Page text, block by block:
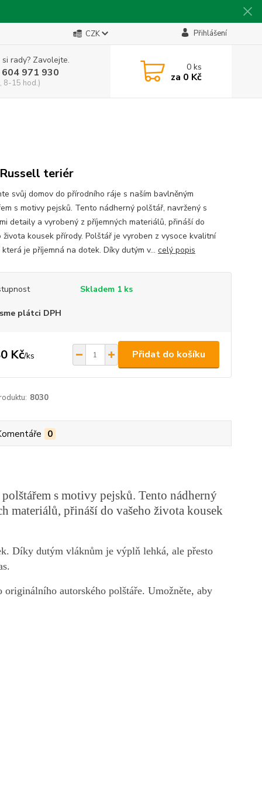
CZK Přihlášení
rady? Zavolejte.
971 930
8-15 hod.)
0ks
za 0 Kč
teriér
svůj domov do přírodního ráje s naším bavlněným
s motivy pejsků. Tento nádherný polštář, navržený s
detaily a vyrobený z příjemných materiálů, přináší do
života kousek přírody. Polštář je vyroben z vysoce kvalitní
která je příjemná na dotek. Díky dutým v... celý popis
Skladem 1 ks
plátci DPH
Kč/ks Přidat do košíku
8030
0
s motivy pejsků. Tento nádherný
materiálů, přináší do vašeho života kousek
Díky dutým vláknům je výplň lehká, ale přesto
autorského polštáře. Umožněte, aby